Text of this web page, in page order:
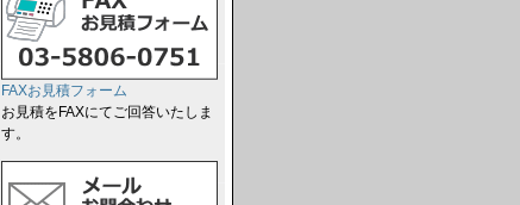
FAXお見積フォーム
お見積をFAXにてご回答いたしま
す。